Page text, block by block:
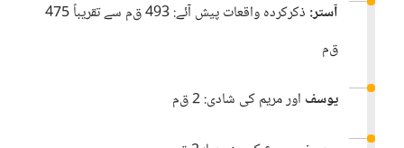
آستر:‏
ذکرکردہ واقعات پیش آئے:‏ 493 ق‌م سے تقریباً 475
ق‌م
یوسف اور مریم کی شادی:‏ 2 ق‌م